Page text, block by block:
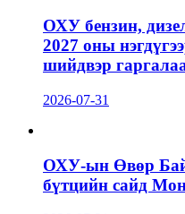
ОХУ бензин,
2027 оны
шийдвэр
2026-07-31
ОХУ-ын Өвөр
бүтцийн сайд